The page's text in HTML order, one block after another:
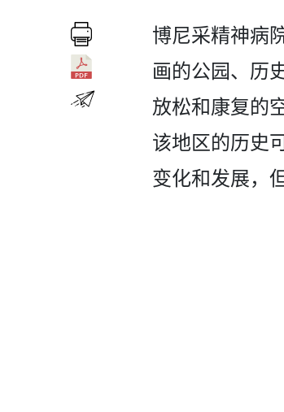
博尼采精神病
画的公园、历
放松和­康复的
该地区的历史
变化和发展，